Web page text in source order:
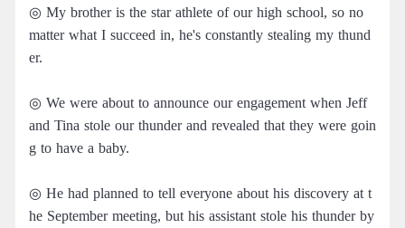
◎ My brother is the star athlete of our high school, so no
matter what I succeed in, he's constantly stealing my thund
er.
◎ We were about to announce our engagement when Jeff
and Tina stole our thunder and revealed that they were goin
g to have a baby.
◎ He had planned to tell everyone about his discovery at t
he September meeting, but his assistant stole his thunder by